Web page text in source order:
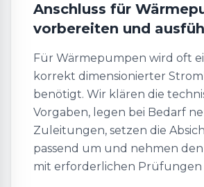
Anschluss für
vorbereiten und
Für Wärmepumpen wird oft
korrekt dimensionierter
benötigt. Wir klären die
Vorgaben, legen bei Bedarf
Zuleitungen, setzen die
passend um und nehmen
mit erforderlichen Prüfungen